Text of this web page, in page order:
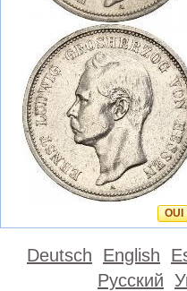
OUI
Deutsch English
Русский